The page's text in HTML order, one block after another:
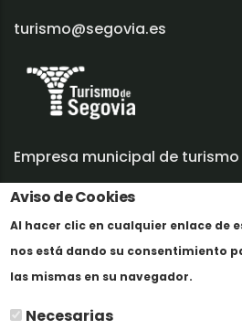
Aviso de Cookies
Al hacer clic en cualquier enlace de
nos está dando su consentimiento
las mismas en su navegador.
Necesarias
turismo@segovia.es
Empresa municipal de turismo
Trabaja con nosotros
Informes y documentación
Perfil del contratante
Oficinas de Turismo